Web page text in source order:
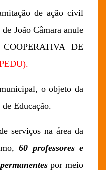
de ação civil
João Câmara anule
COOPERATIVA DE
oobjeto da
Educação.
serviços na área da
60 professores e
por meio